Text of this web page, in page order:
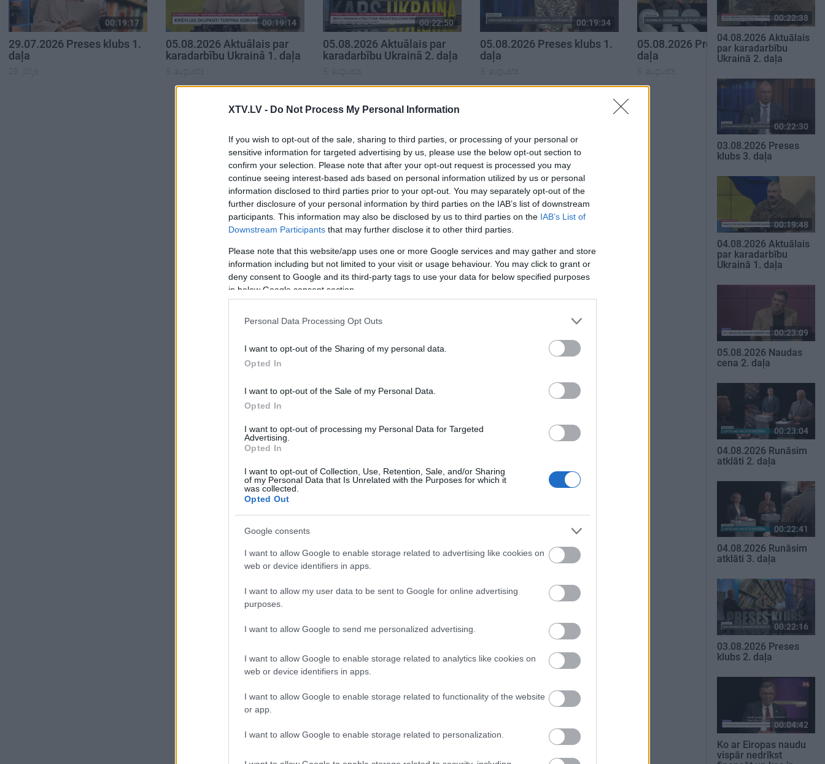
XTV.LV - Do Not Process My Personal Information
If you wish to opt-out of the sale, sharing to third parties, or processing of your personal or
sensitive information for targeted advertising by us, please use the below opt-out section to
confirm your selection. Please note that after your opt-out request is processed you may
continue seeing interest-based ads based on personal information utilized by us or personal
information disclosed to third parties prior to your opt-out. You may separately opt-out of the
further disclosure of your personal information by third parties on the IAB’s list of downstream
participants. This information may also be disclosed by us to third parties on the IAB’s List of
Downstream Participants that may further disclose it to other third parties.
Please note that this website/app uses one or more Google services and may gather and store
information including but not limited to your visit or usage behaviour. You may click to grant or
deny consent to Google and its third-party tags to use your data for below specified purposes
in below Google consent section.
Personal Data Processing Opt Outs
I want to opt-out of the Sharing of my personal data.
Opted In
I want to opt-out of the Sale of my Personal Data.
Opted In
I want to opt-out of processing my Personal Data for Targeted
Advertising.
Opted In
I want to opt-out of Collection, Use, Retention, Sale, and/or Sharing
of my Personal Data that Is Unrelated with the Purposes for which it
was collected.
Opted Out
Google consents
I want to allow Google to enable storage related to advertising like cookies on
web or device identifiers in apps.
I want to allow my user data to be sent to Google for online advertising
purposes.
I want to allow Google to send me personalized advertising.
I want to allow Google to enable storage related to analytics like cookies on
web or device identifiers in apps.
I want to allow Google to enable storage related to functionality of the website
or app.
I want to allow Google to enable storage related to personalization.
00:19:17
29.07.2026 Preses klubs 1.
daļa
29. jūlijs
00:19:14
05.08.2026 Aktuālais par
karadarbību Ukrainā 1. daļa
5. augusts
00:22:50
05.08.2026 Aktuālais par
karadarbību Ukrainā 2. daļa
5. augusts
00:19:34
05.08.2026 Preses klubs 1.
daļa
5. augusts
00:22:51
05.08.2026 Preses klubs 3.
daļa
5. augusts
SKATĪT VISUS
00:22:38
04.08.2026 Aktuālais
par karadarbību
Ukrainā 2. daļa
00:22:30
03.08.2026 Preses
klubs 3. daļa
00:19:48
04.08.2026 Aktuālais
par karadarbību
Ukrainā 1. daļa
00:23:09
05.08.2026 Naudas
cena 2. daļa
00:23:04
04.08.2026 Runāsim
atklāti 2. daļa
00:22:41
04.08.2026 Runāsim
atklāti 3. daļa
00:22:16
03.08.2026 Preses
klubs 2. daļa
00:04:42
Ko ar Eiropas naudu
vispār nedrīkst